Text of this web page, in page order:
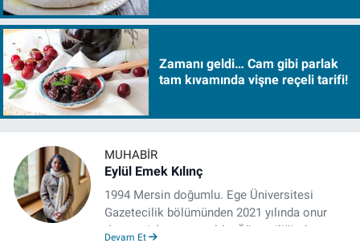
Zamanı geldi… Cam gibi parlak
tam kıvamında vişne reçeli tarifi!
MUHABIR
Eylül Emek Kılınç
1994 Mersin doğumlu. Ege Üniversitesi
Gazetecilik bölümünden 2021 yılında onur
derecesiyle mezun oldu. Öğrenciliğinde
Devam Et